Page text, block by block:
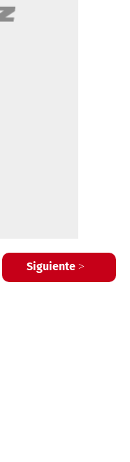
Siguiente >